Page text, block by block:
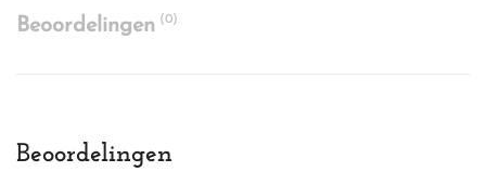
Beoordelingen(0)
Beoordelingen